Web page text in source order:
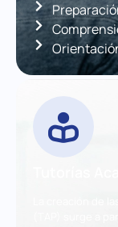
Tutorías
La creación de
(TAP) surge a